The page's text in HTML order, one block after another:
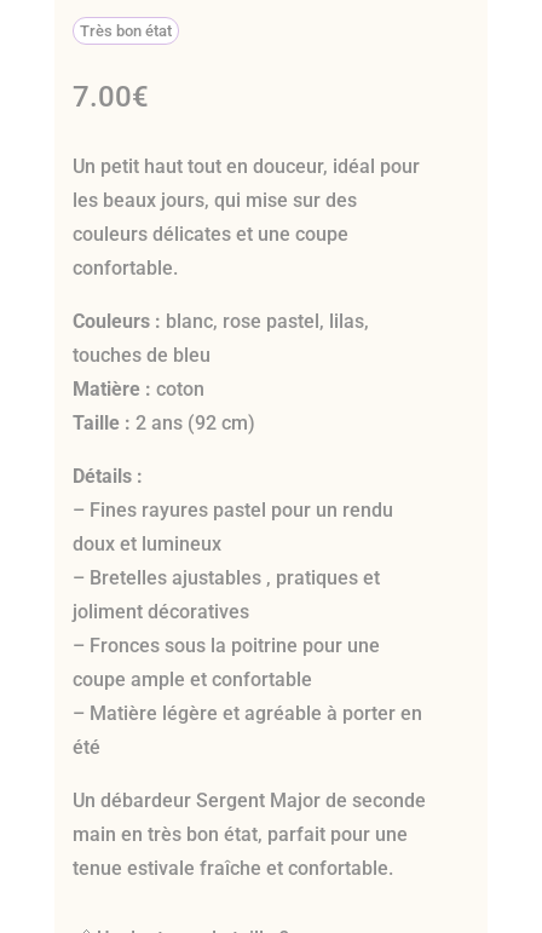
Très bon état
7.00€
Un petit haut tout en douceur, idéal pour
les beaux jours, qui mise sur des
couleurs délicates et une coupe
confortable.
Couleurs : blanc, rose pastel, lilas,
touches de bleu
Matière : coton
Taille : 2 ans (92 cm)
Détails :
– Fines rayures pastel pour un rendu
doux et lumineux
– Bretelles ajustables , pratiques et
joliment décoratives
– Fronces sous la poitrine pour une
coupe ample et confortable
– Matière légère et agréable à porter en
été
Un débardeur Sergent Major de seconde
main en très bon état, parfait pour une
tenue estivale fraîche et confortable.